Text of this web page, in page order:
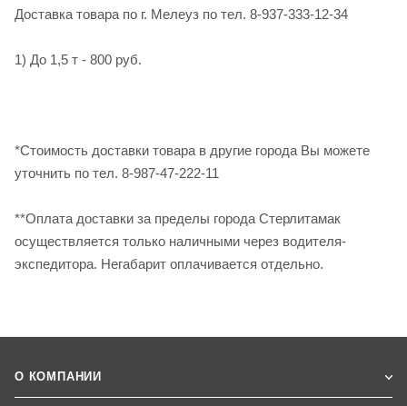
Доставка товара по г. Мелеуз по тел. 8-937-333-12-34
1) До 1,5 т - 800 руб.
*Стоимость доставки товара в другие города Вы можете
уточнить по тел. 8-987-47-222-11
**Оплата доставки за пределы города Стерлитамак
осуществляется только наличными через водителя-
экспедитора. Негабарит оплачивается отдельно.
О КОМПАНИИ